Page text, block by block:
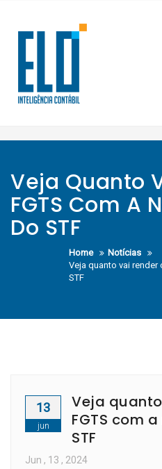
content
Veja Quanto
FGTS Com A
Do STF
Home
Notícias
Veja quanto vai render
STF
13
jun
Veja
FGTS com
STF
Jun , 13 , 2024